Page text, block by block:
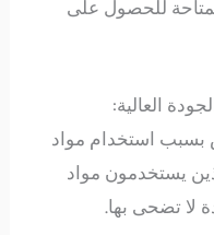
للحصول على
بسبب استخدام مواد
يستخدمون مواد
لا تضحى بها.